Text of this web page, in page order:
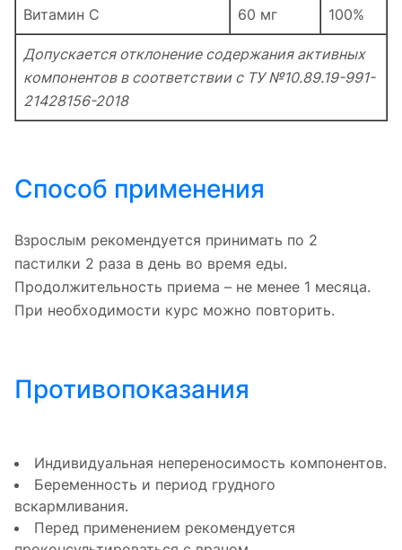
Витамин С 60 мг 100%
Допускается отклонение содержания активных
компонентов в соответствии с ТУ №10.89.19-991-
21428156-2018
Способ применения
Взрослым рекомендуется принимать по 2
пастилки 2 раза в день во время еды.
Продолжительность приема – не менее 1 месяца.
При необходимости курс можно повторить.
Противопоказания
Индивидуальная непереносимость компонентов.
Беременность и период грудного
вскармливания.
Перед применением рекомендуется